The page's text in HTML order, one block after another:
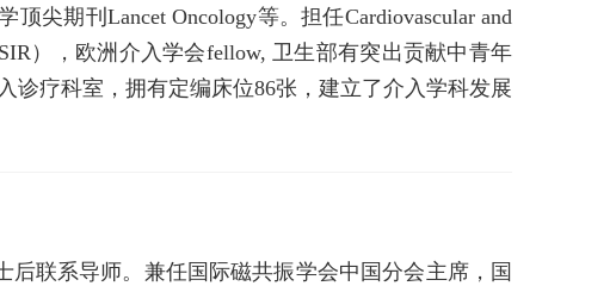
尖期刊Lancet Oncology等。担任Cardiovascular and
），欧洲介入学会fellow, 卫生部有突出贡献中青年
疗科室，拥有定编床位86张，建立了介入学科发展
联系导师。兼任国际磁共振学会中国分会主席，国